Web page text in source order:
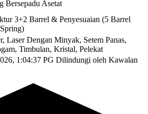
Bersepadu Asetat
3+2 Barrel & Penyesuaian (5 Barrel
Laser Dengan Minyak, Setem Panas,
Timbulan, Kristal, Pelekat
1:04:37 PG Dilindungi oleh Kawalan